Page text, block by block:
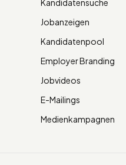
Kandidatensuche
Jobanzeigen
Kandidatenpool
Employer Branding
Jobvideos
E-Mailings
Medienkampagnen